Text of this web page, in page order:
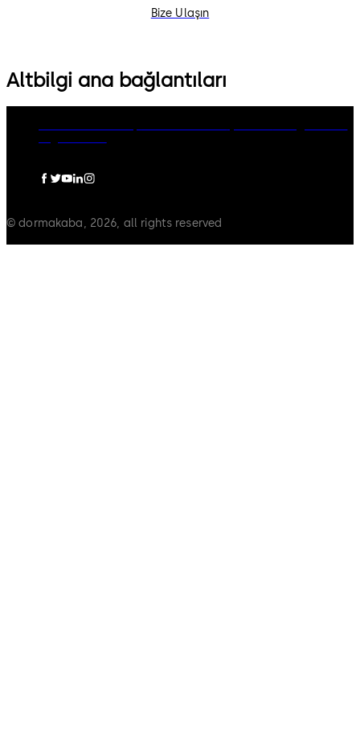
Bize Ulaşın
Altbilgi ana bağlantıları
© dormakaba, 2026, all rights reserved